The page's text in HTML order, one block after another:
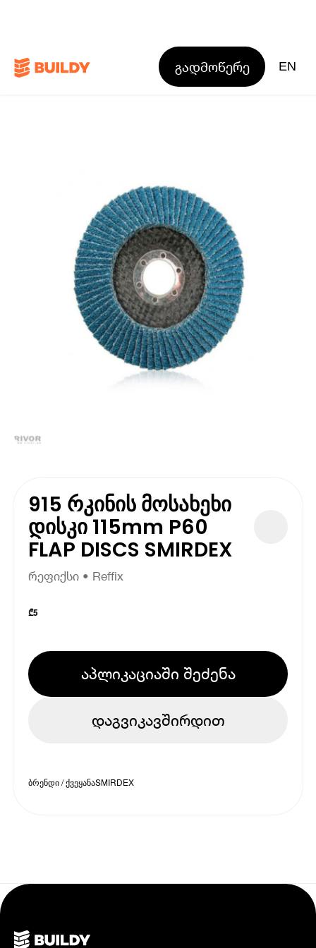
გადმოწერე EN
915 რკინის მოსახეხი
დისკი 115mm P60
FLAP DISCS SMIRDEX
რეფიქსი • Reffix
₾5
აპლიკაციაში შეძენა
დაგვიკავშირდით
ბრენდი / ქვეყანაSMIRDEX